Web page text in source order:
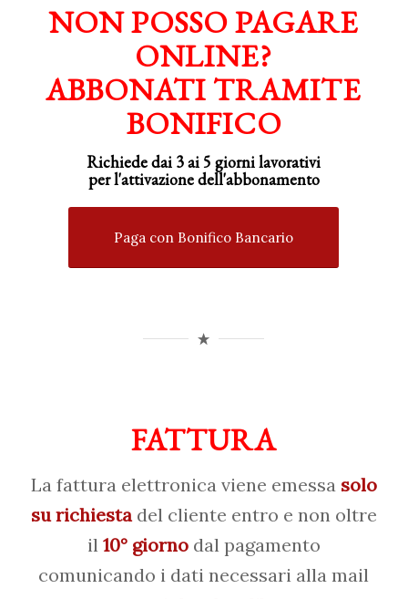
NON POSSO PAGARE
ONLINE?
ABBONATI TRAMITE
BONIFICO
Richiede dai 3 ai 5 giorni lavorativi
perl'attivazionedell'abbonamento
Paga con Bonifico Bancario
FATTURA
La fattura elettronica viene emessasolo
su richiestadel cliente entro e non oltre
il 10° giornodal pagamento
comunicando i dati necessari alla mail